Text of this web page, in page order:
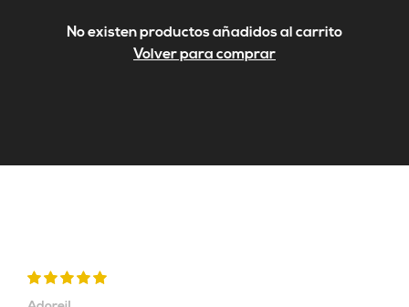
No existen productos añadidos al carrito
Volver para comprar